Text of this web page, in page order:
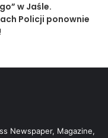
w Jaśle.
Policji ponownie
Newspaper, Magazine,